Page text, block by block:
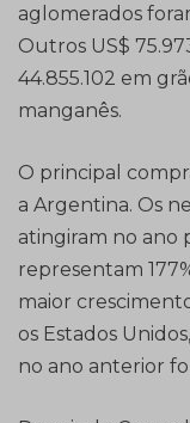
aglomerados
Outros US$
44.855.102 em
manganês.
O principal
a Argentina. Os
atingiram no ano
representam
maior
os Estados
no ano anterior